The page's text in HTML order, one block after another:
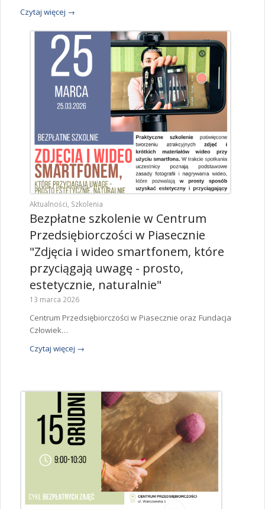
Czytaj więcej →
Aktualności Szkolenia
Bezpłatne szkolenie w Centrum
Przedsiębiorczości w Piasecznie
"Zdjęcia i wideo smartfonem, które
przyciągają uwagę - prosto,
estetycznie, naturalnie"
13 marca 2026
Centrum Przedsiębiorczości w Piasecznie oraz Fundacja
Człowiek…
Czytaj więcej →